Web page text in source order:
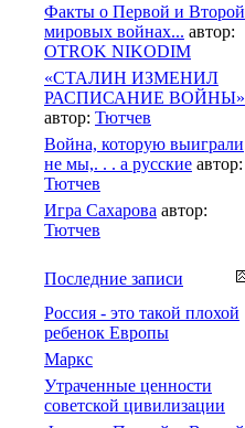
Факты о Первой и Второй
мировых войнах... автор:
OTROK NIKODIM
«СТАЛИН ИЗМЕНИЛ
РАСПИСАНИЕ ВОЙНЫ»
автор: Тютчев
Война, которую выиграли
не мы,. . . а русские автор:
Тютчев
Игра Сахарова автор:
Тютчев
Последние записи
Россия - это такой плохой
ребенок Европы
Маркс
Утраченные ценности
советской цивилизации